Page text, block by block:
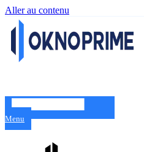
Aller au contenu
Menu